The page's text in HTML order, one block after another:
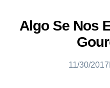
Algo Se Nos
11/30/2017